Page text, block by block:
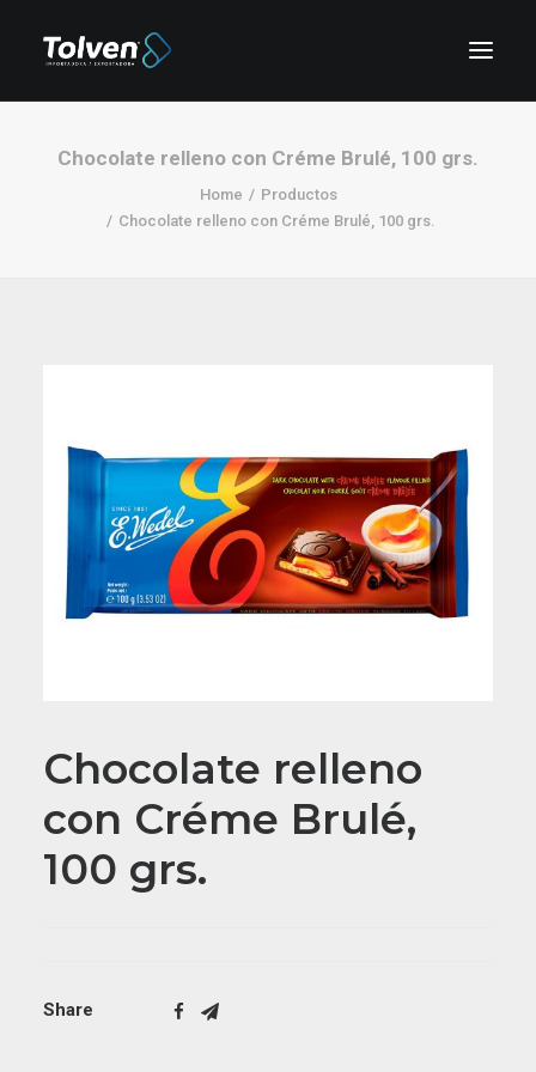
Chocolate relleno con Créme Brulé, 100 grs.
Home
Productos
Chocolate relleno con Créme Brulé, 100 grs.
Chocolate relleno
con Créme Brulé,
100 grs.
Share